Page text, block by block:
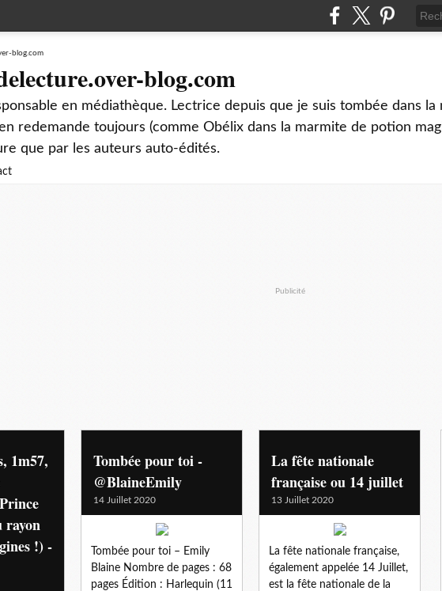
blog.com
en médiathèque. Lectrice depuis que je suis tombée dans
redemande toujours (comme Obélix dans la marmite de potion
que par les auteurs auto-édités.
Publicité
1m57,
rayon
!) -
Tombée pour toi -
@BlaineEmily
14 Juillet 2020
Tombée pour toi – Emily
Blaine Nombre de pages : 68
pages Édition : Harlequin (11
La fête nationale
française ou 14 juillet
13 Juillet 2020
La fête nationale française,
également appelée 14 Juillet,
est la fête nationale de la